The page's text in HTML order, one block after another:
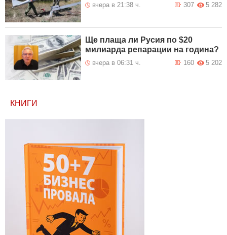
вчера в 21:38 ч. 5 282
307
Ще плаща ли Русия по $20
милиарда репарации на година?
вчера в 06:31 ч. 5 202
160
КНИГИ